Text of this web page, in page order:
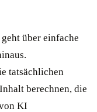
über einfache
tatsächlichen
berechnen, die
KI